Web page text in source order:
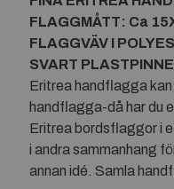
FLAGGMÅTT: Ca
FLAGGVÄV I
SVART
Eritrea handflagga
handflagga-då har du
Eritrea bordsflaggor i
i andra sammanhang
annan idé. Samla